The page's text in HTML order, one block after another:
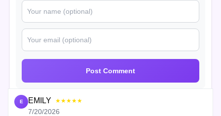
Post Comment
E EMILY ★★★★★
7/20/2026